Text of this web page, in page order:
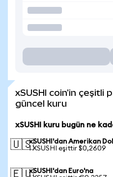
xSUSHI coin'in çeşitli
güncel kuru
xSUSHI kuru bugün ne
🇺🇸xSUSHI'dan Amerikan
1 XSUSHI eşittir $0,2609
🇪🇺xSUSHI'dan Euro'na